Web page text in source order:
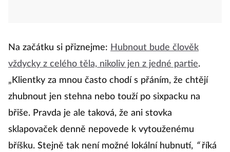
Na začátku si přiznejme: Hubnout bude člověk
vždycky z celého těla, nikoliv jen z jedné partie.
„Klientky za mnou často chodí s přáním, že chtějí
zhubnout jen stehna nebo touží po sixpacku na
břiše. Pravda je ale taková, že ani stovka
sklapovaček denně nepovede k vytouženému
bříšku. Stejně tak není možné lokální hubnutí, “říká